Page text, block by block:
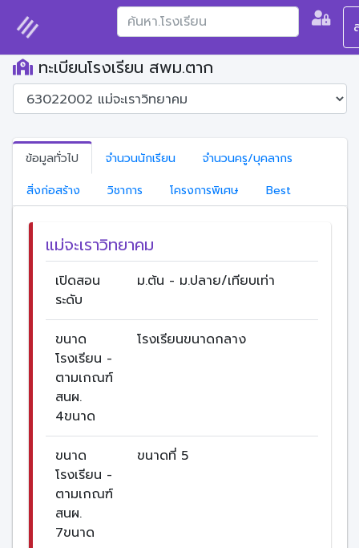
ทะเบียนโรงเรียน สพม.ตาก
ข้อมูลทั่วไป จำนวนนักเรียน
จำนวนครู/บุคลากร
สิ่งก่อสร้าง
วิชาการ โครงการพิเศษ Best
แม่จะเราวิทยาคม
เปิดสอน
ระดับ
ม.ต้น - ม.ปลาย/เทียบเท่า
ขนาด
โรงเรียน -
ตามเกณฑ์
สนผ.
4ขนาด
โรงเรียนขนาดกลาง
ขนาด
โรงเรียน -
ตามเกณฑ์
สนผ.
7ขนาด
ขนาดที่ 5